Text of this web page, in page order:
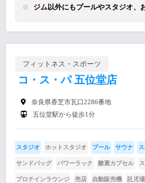
ジム以外にもプールやスタジオ、
フィットネス・スポーツ
コ・ス・パ 五位堂店
奈良県香芝市瓦口2286番地
五位堂駅から徒歩1分
スタジオ ホットスタジオ プール サウナ
サンドバッグ パワーラック 酸素カプセル
プロテインラウンジ 売店 自動販売機 託児場